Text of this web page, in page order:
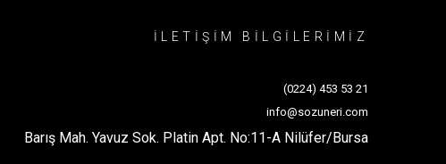
İLETİŞİM BİLGİLERİMİZ
(0224) 453 53 21
info@sozuneri.com
Barış Mah. Yavuz Sok. Platin Apt. No:11-A Nilüfer/Bursa